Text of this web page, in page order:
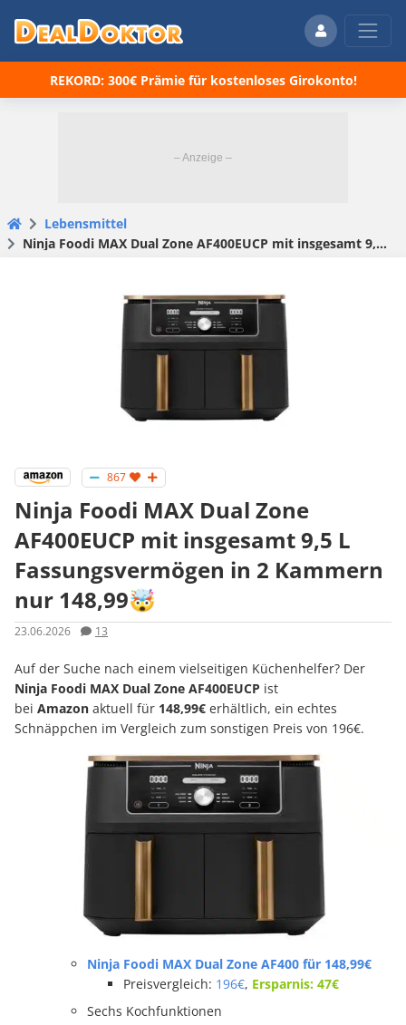
REKORD: 300€ Prämie für kostenloses Girokonto!
Lebensmittel
Ninja Foodi MAX Dual Zone AF400EUCP mit insgesamt 9,5 L Fassungsvermögen in 2 Kammern nur 148,99🤯
867
Ninja Foodi MAX Dual Zone
AF400EUCP mit insgesamt 9,5 L
Fassungsvermögen in 2 Kammern
nur 148,99🤯
23.06.2026 13
Auf der Suche nach einem vielseitigen Küchenhelfer? Der
Ninja Foodi MAX Dual Zone AF400EUCP ist
bei Amazon aktuell für 148,99€ erhältlich, ein echtes
Schnäppchen im Vergleich zum sonstigen Preis von 196€.
Ninja Foodi MAX Dual Zone AF400 für 148,99€
Preisvergleich: 196€, Ersparnis: 47€
Sechs Kochfunktionen